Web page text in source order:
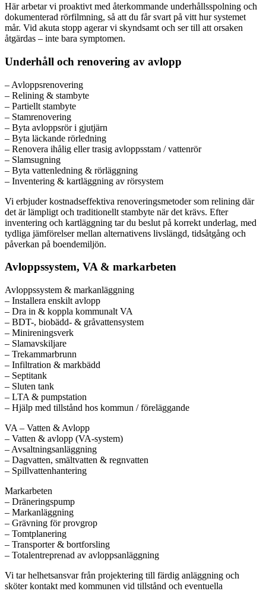
Här arbetar vi proaktivt med återkommande underhållsspolning och
dokumenterad rörfilmning, så att du får svart på vitt hur systemet
mår. Vid akuta stopp agerar vi skyndsamt och ser till att orsaken
åtgärdas – inte bara symptomen.
Underhåll och renovering av avlopp
– Avloppsrenovering
– Relining & stambyte
– Partiellt stambyte
– Stamrenovering
– Byta avloppsrör i gjutjärn
– Byta läckande rörledning
– Renovera ihålig eller trasig avloppsstam / vattenrör
– Slamsugning
– Byta vattenledning & rörläggning
– Inventering & kartläggning av rörsystem
Vi erbjuder kostnadseffektiva renoveringsmetoder som relining där
det är lämpligt och traditionellt stambyte när det krävs. Efter
inventering och kartläggning tar du beslut på korrekt underlag, med
tydliga jämförelser mellan alternativens livslängd, tidsåtgång och
påverkan på boendemiljön.
Avloppssystem, VA & markarbeten
Avloppssystem & markanläggning
– Installera enskilt avlopp
– Dra in & koppla kommunalt VA
– BDT-, biobädd- & gråvattensystem
– Minireningsverk
– Slamavskiljare
– Trekammarbrunn
– Infiltration & markbädd
– Septitank
– Sluten tank
– LTA & pumpstation
– Hjälp med tillstånd hos kommun / föreläggande
VA – Vatten & Avlopp
– Vatten & avlopp (VA-system)
– Avsaltningsanläggning
– Dagvatten, smältvatten & regnvatten
– Spillvattenhantering
Markarbeten
– Dräneringspump
– Markanläggning
– Grävning för provgrop
– Tomtplanering
– Transporter & bortforsling
– Totalentreprenad av avloppsanläggning
Vi tar helhetsansvar från projektering till färdig anläggning och
sköter kontakt med kommunen vid tillstånd och eventuella